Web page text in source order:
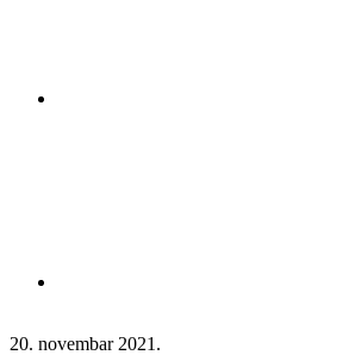
20. novembar 2021.